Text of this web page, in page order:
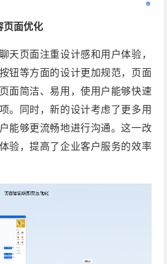
页面优化
天页面注重设计感和用户体验，
钮等方面的设计更加规范，页面
面简洁、易用，使用户能够快速
。同时，新的设计考虑了更多用
能够更流畅地进行沟通。这一改
验，提高了企业客户服务的效率